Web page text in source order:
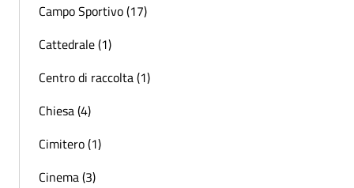
Campo Sportivo (17)
Cattedrale (1)
Centro di raccolta (1)
Chiesa (4)
Cimitero (1)
Cinema (3)